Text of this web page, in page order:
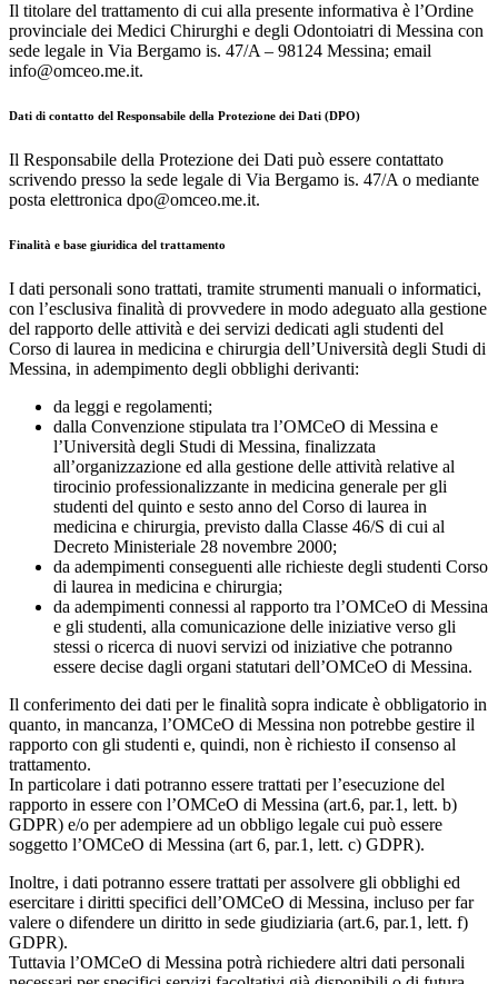
Il titolare del trattamento di cui alla presente informativa è l’Ordine
provinciale dei Medici Chirurghi e degli Odontoiatri di Messina con
sede legale in Via Bergamo is. 47/A – 98124 Messina; email
info@omceo.me.it.
Dati di contatto del Responsabile della Protezione dei Dati (DPO)
Il Responsabile della Protezione dei Dati può essere contattato
scrivendo presso la sede legale di Via Bergamo is. 47/A o mediante
posta elettronica dpo@omceo.me.it.
Finalità e base giuridica del trattamento
I dati personali sono trattati, tramite strumenti manuali o informatici,
con l’esclusiva finalità di provvedere in modo adeguato alla gestione
del rapporto delle attività e dei servizi dedicati agli studenti del
Corso di laurea in medicina e chirurgia dell’Università degli Studi di
Messina, in adempimento degli obblighi derivanti:
da leggi e regolamenti;
dalla Convenzione stipulata tra l’OMCeO di Messina e
l’Università degli Studi di Messina, finalizzata
all’organizzazione ed alla gestione delle attività relative al
tirocinio professionalizzante in medicina generale per gli
studenti del quinto e sesto anno del Corso di laurea in
medicina e chirurgia, previsto dalla Classe 46/S di cui al
Decreto Ministeriale 28 novembre 2000;
da adempimenti conseguenti alle richieste degli studenti Corso
di laurea in medicina e chirurgia;
da adempimenti connessi al rapporto tra l’OMCeO di Messina
e gli studenti, alla comunicazione delle iniziative verso gli
stessi o ricerca di nuovi servizi od iniziative che potranno
essere decise dagli organi statutari dell’OMCeO di Messina.
Il conferimento dei dati per le finalità sopra indicate è obbligatorio in
quanto, in mancanza, l’OMCeO di Messina non potrebbe gestire il
rapporto con gli studenti e, quindi, non è richiesto iI consenso al
trattamento.
In particolare i dati potranno essere trattati per l’esecuzione del
rapporto in essere con l’OMCeO di Messina (art.6, par.1, lett. b)
GDPR) e/o per adempiere ad un obbligo legale cui può essere
soggetto l’OMCeO di Messina (art 6, par.1, lett. c) GDPR).
Inoltre, i dati potranno essere trattati per assolvere gli obblighi ed
esercitare i diritti specifici dell’OMCeO di Messina, incluso per far
valere o difendere un diritto in sede giudiziaria (art.6, par.1, lett. f)
GDPR).
Tuttavia l’OMCeO di Messina potrà richiedere altri dati personali